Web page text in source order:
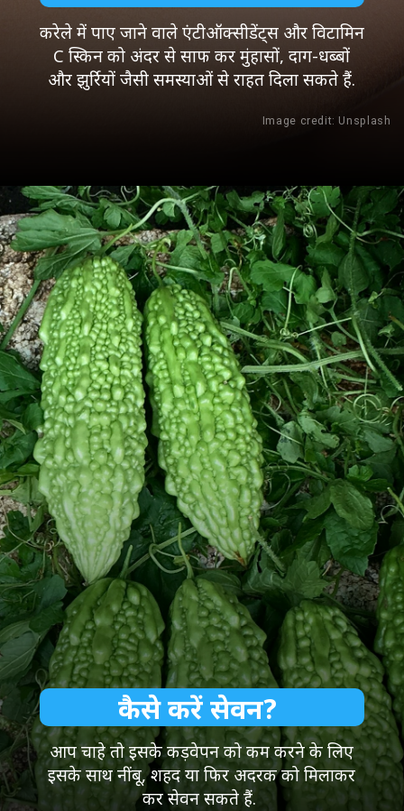
करेले में पाए जाने वाले एंटीऑक्सीडेंट्स और विटामिन
C स्किन को अंदर से साफ कर मुंहासों, दाग-धब्बों
और झुर्रियों जैसी समस्याओं से राहत दिला सकते हैं.
Image credit: Unsplash
कैसे करें सेवन?
आप चाहे तो इसके कड़वेपन को कम करने के लिए
इसके साथ नींबू, शहद या फिर अदरक को मिलाकर
कर सेवन सकते हैं.